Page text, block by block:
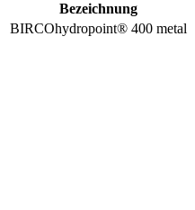
Bezeichnung
BIRCOhydropoint® 400 metal